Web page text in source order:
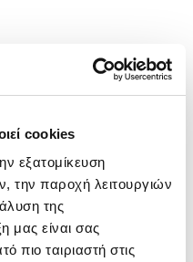
cookies
εξατομίκευση
την παροχή λειτουργιών
της
μας είναι σας
πιο ταιριαστή στις